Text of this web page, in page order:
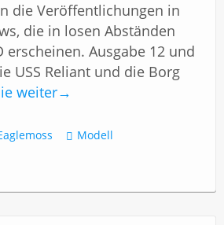
die Veröffentlichungen in
die in losen Abständen
erscheinen. Ausgabe 12 und
USS Reliant und die Borg
weiter→
Modell